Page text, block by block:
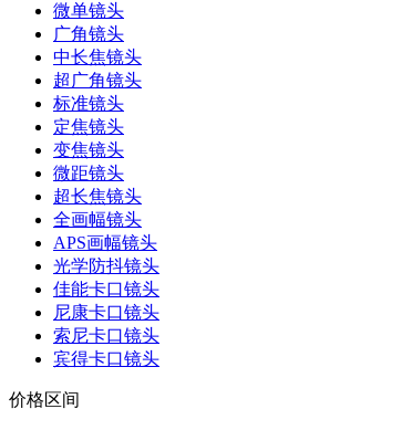
微单镜头
广角镜头
中长焦镜头
超广角镜头
标准镜头
定焦镜头
变焦镜头
微距镜头
超长焦镜头
全画幅镜头
APS画幅镜头
光学防抖镜头
佳能卡口镜头
尼康卡口镜头
索尼卡口镜头
宾得卡口镜头
价格区间